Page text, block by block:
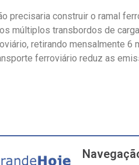
precisaria construir o ramal
múltiplos transbordos de
retirando mensalmente 6
ferroviário reduz as